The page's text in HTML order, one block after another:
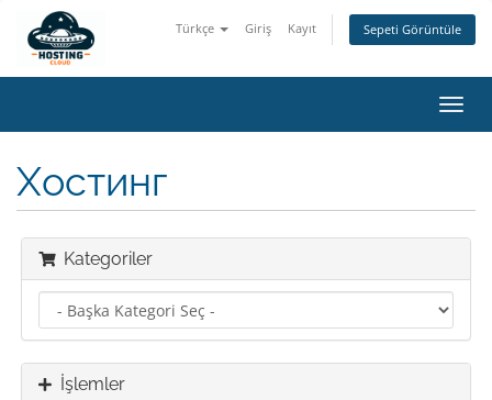
Türkçe Giriş Kayıt Sepeti Görüntüle
Хостинг
Kategoriler
İşlemler